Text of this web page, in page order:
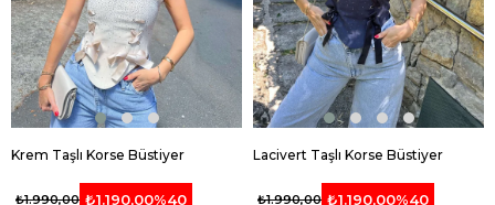
Krem Taşlı Korse Büstiyer
₺1.190,00%40
₺1.990,00
Lacivert Taşlı Korse Büstiyer
₺1.190,00%40
₺1.990,00